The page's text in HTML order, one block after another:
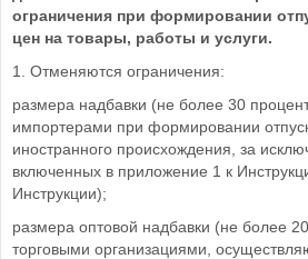
ограничения при формировании
цен на товары, работы и услуги.
1. Отменяются ограничения:
размера надбавки (не более 30
импортерами при формировании
иностранного происхождения, за
включенных в приложение 1 к
Инструкции);
размера оптовой надбавки (не более
торговыми организациями,